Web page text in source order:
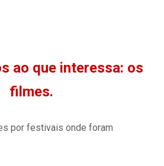
ao que interessa: os
filmes.
por festivais onde foram